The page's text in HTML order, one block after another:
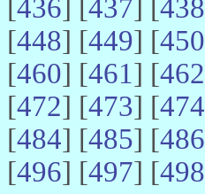
[436] [437] [438
[448] [449] [450
[460] [461] [462
[472] [473] [474
[484] [485] [486
[496] [497] [498